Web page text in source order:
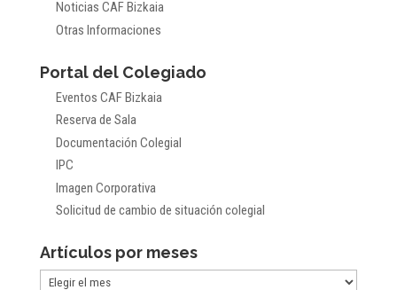
Noticias CAF Bizkaia
Otras Informaciones
Portal del Colegiado
Eventos CAF Bizkaia
Reserva de Sala
Documentación Colegial
IPC
Imagen Corporativa
Solicitud de cambio de situación colegial
Artículos por meses
Artículos